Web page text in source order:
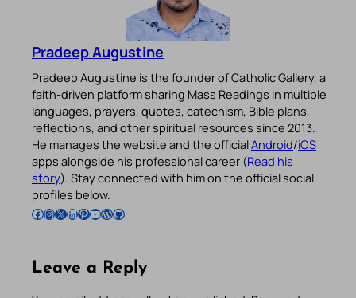
Pradeep Augustine
Pradeep Augustine is the founder of Catholic Gallery, a
faith-driven platform sharing Mass Readings in multiple
languages, prayers, quotes, catechism, Bible plans,
reflections, and other spiritual resources since 2013.
He manages the website and the officialAndroid/iOS
apps alongside his professional career (Read his
story). Stay connected with him on the official social
profiles below.
Follow Pradeep on Facebook Follow Pradeep on InstagramFollow Pradeep on X Follow Pradeep on LinkedIn Follow Pradeep on Pinterest Subscribe to Pradeep’s Youtube Channel Follow Pradeep on WordPress Follow Pradeep on GitHub
Leave a Reply